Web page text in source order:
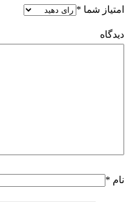
امتیاز شما *
نام *